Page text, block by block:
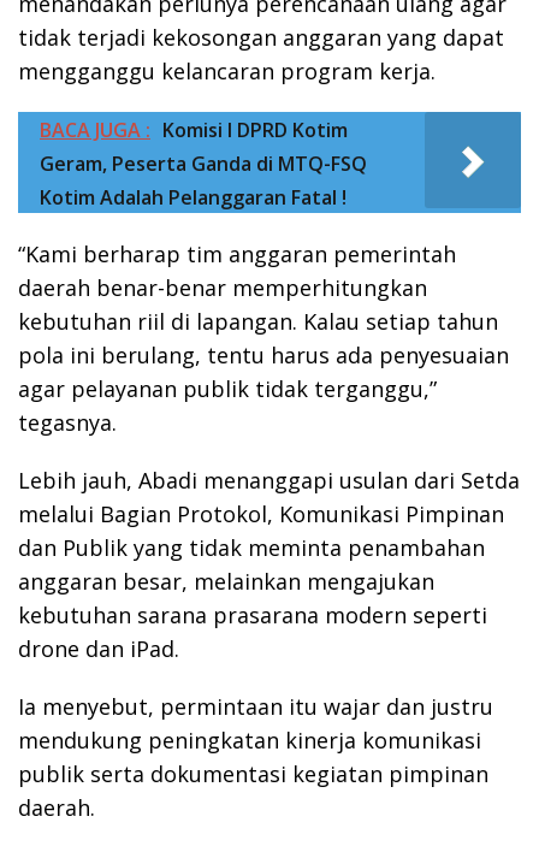
tidak terjadi kekosongan anggaran yang dapat
mengganggu kelancaran program kerja.
BACA JUGA : Komisi I DPRD Kotim
Geram, Peserta Ganda di MTQ-FSQ
Kotim Adalah Pelanggaran Fatal !
“Kami berharap tim anggaran pemerintah
daerah benar-benar memperhitungkan
kebutuhan riil di lapangan. Kalau setiap tahun
pola ini berulang, tentu harus ada penyesuaian
agar pelayanan publik tidak terganggu,”
tegasnya.
Lebih jauh, Abadi menanggapi usulan dari Setda
melalui Bagian Protokol, Komunikasi Pimpinan
dan Publik yang tidak meminta penambahan
anggaran besar, melainkan mengajukan
kebutuhan sarana prasarana modern seperti
drone dan iPad.
Ia menyebut, permintaan itu wajar dan justru
mendukung peningkatan kinerja komunikasi
publik serta dokumentasi kegiatan pimpinan
daerah.